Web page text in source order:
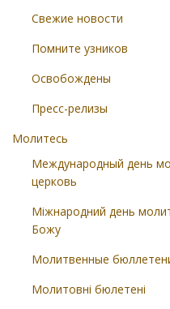
Свежие новости
Помните узников
Освобождены
Пресс-релизы
Молитесь
Международный день
церковь
Міжнародний день
Божу
Молитвенные
Молитовні бюлетені